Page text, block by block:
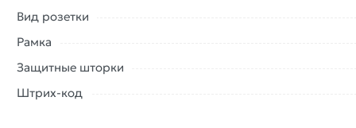
Вид розетки
Рамка
Защитные шторки
Штрих-код